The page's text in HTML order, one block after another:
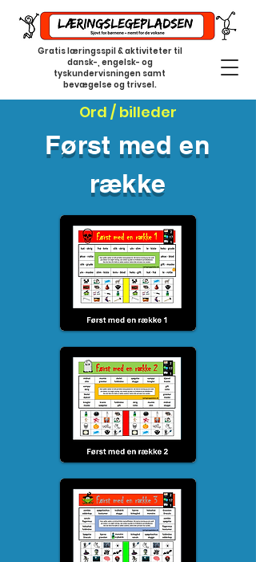
Gratis læringsspil & aktiviteter til
dansk-, engelsk- og
tyskundervisningen samt
bevægelse og trivsel.
Ord / billeder
Først med en
række